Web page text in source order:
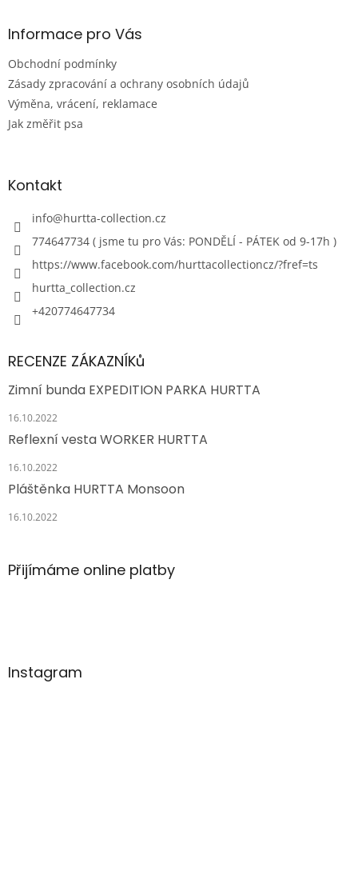
Informace pro Vás
Obchodní podmínky
Zásady zpracování a ochrany osobních údajů
Výměna, vrácení, reklamace
Jak změřit psa
Kontakt
info@hurtta-collection.cz
774647734 ( jsme tu pro Vás: PONDĚLÍ - PÁTEK od 9-17h )
https://www.facebook.com/hurttacollectioncz/?fref=ts
hurtta_collection.cz
+420774647734
RECENZE ZÁKAZNÍKů
Zimní bunda EXPEDITION PARKA HURTTA
16.10.2022
Reflexní vesta WORKER HURTTA
16.10.2022
Pláštěnka HURTTA Monsoon
16.10.2022
Přijímáme online platby
Instagram